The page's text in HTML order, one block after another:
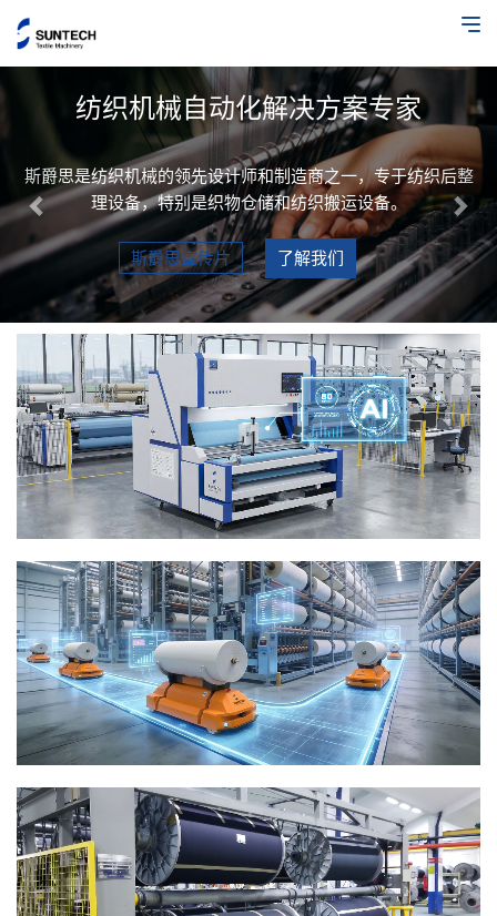
纺织机械自动化解决方案专家
斯爵思是纺织机械的领先设计师和制造商之一，专于纺织后整
理设备，特别是织物仓储和纺织搬运设备。
斯爵思宣传片 了解我们